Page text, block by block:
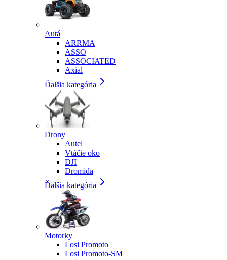
Autá
ARRMA
ASSO
ASSOCIATED
Axial
Ďalšia kategória
Drony
Autel
Vtáčie oko
DJI
Dromida
Ďalšia kategória
Motorky
Losi Promoto
Losi Promoto-SM